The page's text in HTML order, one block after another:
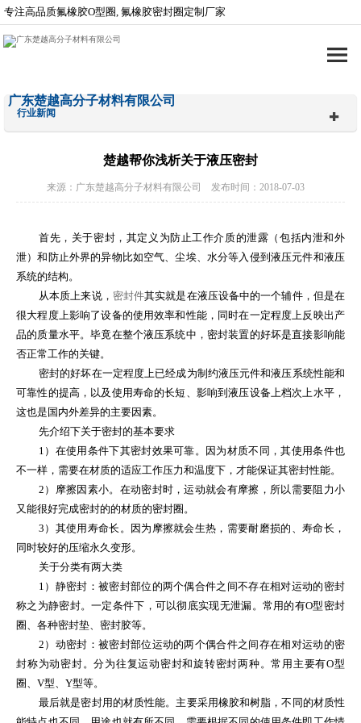
专注高品质氟橡胶O型圈, 氟橡胶密封圈定制厂家
广东楚越高分子材料有限公司
行业新闻
楚越帮你浅析关于液压密封
来源：广东楚越高分子材料有限公司 发布时间：2018-07-03
首先，关于密封，其定义为防止工作介质的泄露（包括内泄和外
泄）和防止外界的异物比如空气、尘埃、水分等入侵到液压元件和液压
系统的结构。
从本质上来说， 密封件其实就是在液压设备中的一个辅件，但是在
很大程度上影响了设备的使用效率和性能，同时在一定程度上反映出产
品的质量水平。毕竟在整个液压系统中，密封装置的好坏是直接影响能
否正常工作的关键。
密封的好坏在一定程度上已经成为制约液压元件和液压系统性能和
可靠性的提高，以及使用寿命的长短、影响到液压设备上档次上水平，
这也是国内外差异的主要因素。
先介绍下关于密封的基本要求
1 ）在使用条件下其密封效果可靠。因为材质不同，其使用条件也
不一样，需要在材质的适应工作压力和温度下，才能保证其密封性能。
2 ）摩擦因素小。在动密封时，运动就会有摩擦，所以需要阻力小
又能很好完成密封的的材质的密封圈。
3 ）其使用寿命长。因为摩擦就会生热，需要耐磨损的、寿命长，
同时较好的压缩永久变形。
关于分类有两大类
1 ）静密封：被密封部位的两个偶合件之间不存在相对运动的密封
称之为静密封。一定条件下，可以彻底实现无泄漏。常用的有O型密封
圈、各种密封垫、密封胶等。
2 ）动密封：被密封部位运动的两个偶合件之间存在相对运动的密
封称为动密封。分为往复运动密封和旋转密封两种。常用主要有O型
圈、V型、Y型等。
最后就是密封用的材质性能。主要采用橡胶和树脂，不同的材质性